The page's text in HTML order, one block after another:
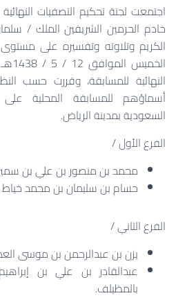
اجتمعت لجنة تحكيم التصفيات
خادم الحرمين الشريفين الملك /
الكريم وتلاوته وتفسيره على
النهائية للمسابقة، وقررت حسب
أسماؤهم للمسابقة المحلية
السعودية بمدينة الرياض.
الفرع الأول /
محمد بن منصور بن علي بن
حسام بن سليمان بن محمد
الفرع الثاني /
يزن بن عبدالرحمن بن موسى
عبدالقادر بن علي بن
بالمظيلف.